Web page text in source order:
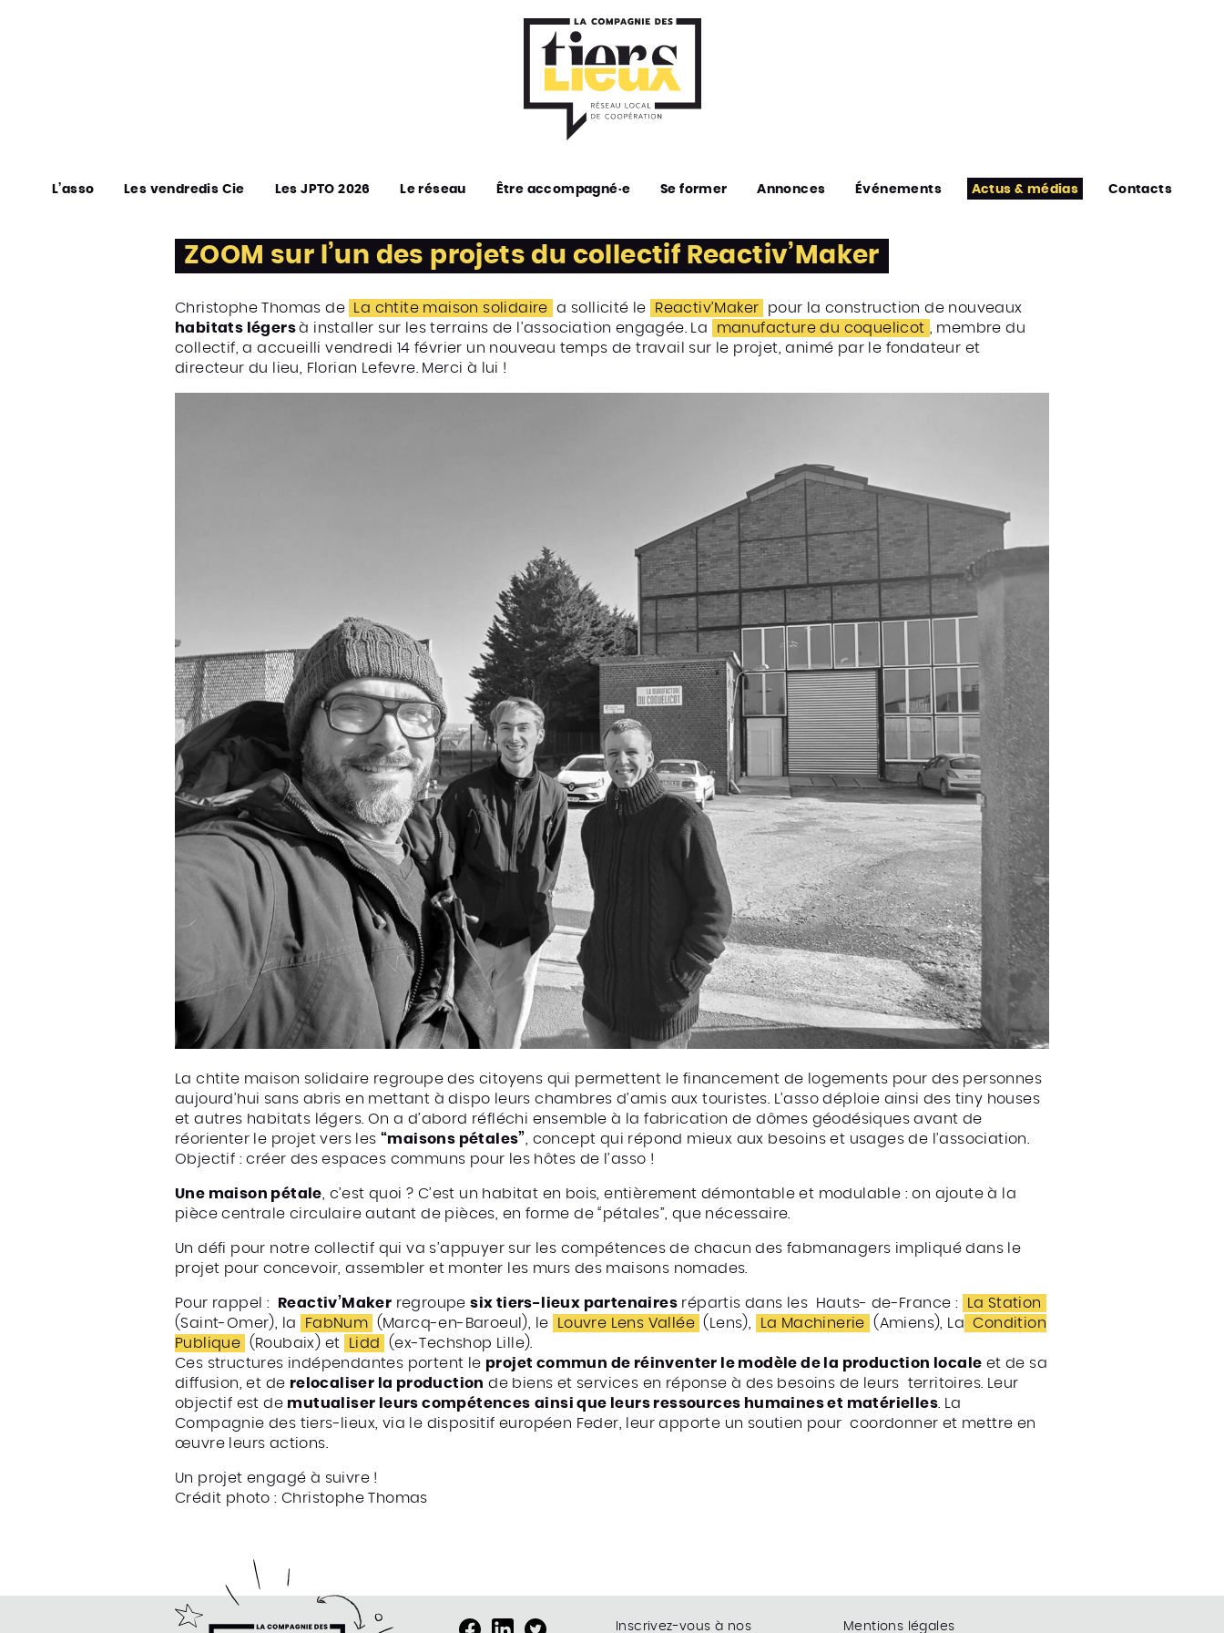
L’asso Les vendredis Cie Les JPTO 2026 Le réseau Être accompagné·e Se former Annonces Événements Actus & médias Contacts
ZOOM sur l’un des projets du collectif Reactiv’Maker
Christophe Thomas de La chtite maison solidaire a sollicité le Reactiv’Maker
pour la construction de nouveaux
habitats légersà installer sur les terrains de l’association engagée. La manufacture du coquelicot
, membre du
collectif, a accueilli vendredi 14 février un nouveau temps de travail sur le projet, animé par le fondateur et
directeur du lieu, Florian Lefevre. Merci à lui !
La chtite maison solidaire regroupe des citoyens qui permettent le financement de logements pour des personnes
aujourd’hui sans abris en mettant à dispo leurs chambres d’amis aux touristes. L’asso déploie ainsi des tiny houses
et autres habitats légers. On a d’abord réfléchi ensemble à la fabrication de dômes géodésiques avant de
réorienter le projet vers les “maisons pétales”
, concept qui répond mieux aux besoins et usages de l’association.
Objectif : créer des espaces communs pour les hôtes de l’asso !
Une maison pétale , c’est quoi ? C’est un habitat en bois, entièrement démontable et modulable : on ajoute à la
pièce centrale circulaire autant de pièces, en forme de “pétales”, que nécessaire.
Un défi pour notre collectif qui va s’appuyer sur les compétences de chacun des fabmanagers impliqué dans le
projet pour concevoir, assembler et monter les murs des maisons nomades.
Pour rappel : Reactiv’Maker regroupesix tiers-lieux partenaires répartis dans les Hauts- de-France :
La Station
(Saint-Omer), la
FabNum (Marcq-en-Baroeul), le Louvre Lens Vallée (Lens), La Machinerie (Amiens), La
Condition
Publique
(Roubaix) et Lidd
(ex-Techshop Lille).
Ces structures indépendantes portent le projet commun de réinventer le modèle de la production locale et de sa
diffusion, et de relocaliser la production de biens et services en réponse à des besoins de leurs territoires. Leur
objectif est de mutualiser leurs compétences ainsi que leurs ressources humaines et matérielles . La
Compagnie des tiers-lieux, via le dispositif européen Feder, leur apporte un soutien pour coordonner et mettre en
œuvre leurs actions.
Un projet engagé à suivre !
Crédit photo : Christophe Thomas
la Compagnie des Tiers-Lieux
de la compagnie des Tiers-Lieux Inscrivez-vous à nos Mentions légales